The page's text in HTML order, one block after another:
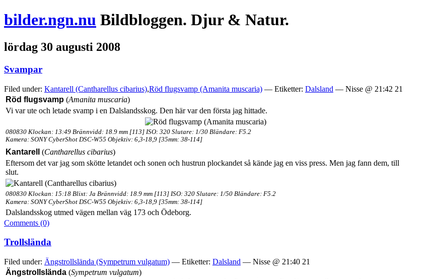
bilder.ngn.nu Bildbloggen. Djur & Natur.
lördag 30 augusti 2008
Svampar
Filed under: Kantarell (Cantharellus cibarius),Röd flugsvamp (Amanita muscaria) — Etiketter: Dalsland — Nisse @ 21:42 21
Röd flugsvamp (Amanita muscaria)
Vi var ute och letade svamp i en Dalslandsskog. Den här var den första jag hittade.
080830 Klockan: 13:49 Brännvidd: 18.9 mm [113] ISO: 320 Slutare: 1/30 Bländare: F5.2
Kamera: SONY CyberShot DSC-W55 Objektiv: 6,3-18,9 [35mm: 38-114]
Kantarell (Cantharellus cibarius)
Eftersom det var jag som skötte letandet och sonen och hustrun plockandet så kände jag en viss press. Men jag fann dem, till
slut.
080830 Klockan: 15:18 Blixt: Ja Brännvidd: 18.9 mm [113] ISO: 320 Slutare: 1/50 Bländare: F5.2
Kamera: SONY CyberShot DSC-W55 Objektiv: 6,3-18,9 [35mm: 38-114]
Dalslandsskog utmed vägen mellan väg 173 och Ödeborg.
Comments (0)
Trollslända
Filed under: Ängstrollslända (Sympetrum vulgatum) — Etiketter: Dalsland — Nisse @ 21:40 21
Ängstrollslända (Sympetrum vulgatum)